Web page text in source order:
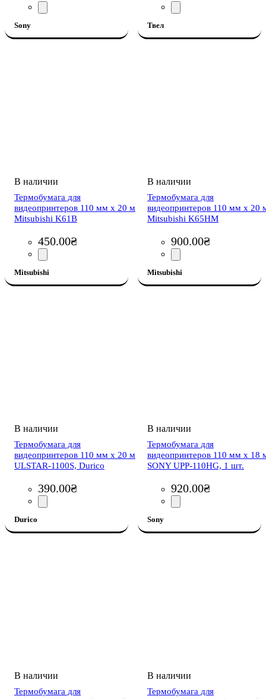
Sony Твел
Термобумага для
видеопринтеров 110 мм x 20 м
Mitsubishi K61B
450.00₴
Mitsubishi
Термобумага для
видеопринтеров 110 мм x 20
Mitsubishi K65НМ
900.00₴
Mitsubishi
Термобумага для
видеопринтеров 110 мм х 20 м
ULSTAR-1100S, Durico
390.00₴
Durico
Термобумага для
видеопринтеров 110 мм x 18
SONY UPP-110HG, 1 шт.
920.00₴
Sony
Термобумага для
Термобумага для